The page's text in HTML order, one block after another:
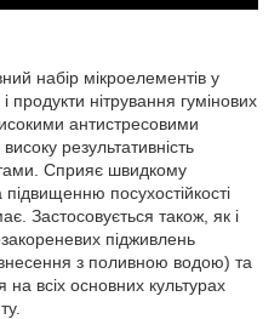
набір мікроелементів у
продукти нітрування гумінових
антистресовими
результативність
Сприяє швидкому
посухостійкості
Застосовується також, як і
підживлень
з поливною водою) та
на всіх основних культурах